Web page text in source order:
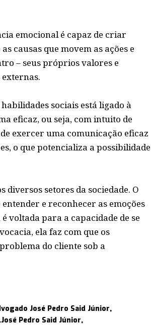
emocional é capaz de criar
causas que movem as ações e
– seus próprios valores e
sociais está ligado à
eficaz, ou seja, com intuito de
exercer uma comunicação eficaz
o que potencializa a possibilidade
setores da sociedade. O
e reconhecer as emoções
voltada para a capacidade de se
ela faz com que os
do cliente sob a
José Pedro Said Júnior
Pedro Said Júnior